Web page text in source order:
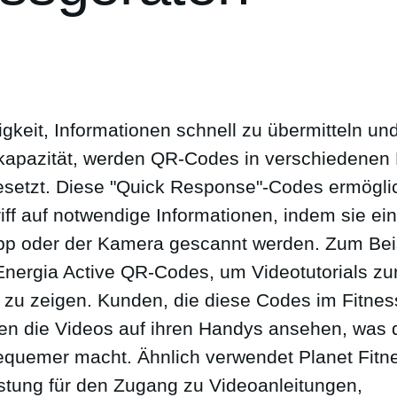
Informationen schnell zu übermitteln
werden QR-Codes in verschiedenen
Diese "Quick Response"-Codes
auf notwendige Informationen, indem sie
oder der Kamera gescannt werden. Zum
Active QR-Codes, um Videotutorials
zeigen. Kunden, die diese Codes im
die Videos auf ihren Handys ansehen, was
macht. Ähnlich verwendet Planet
für den Zugang zu Videoanleitungen,